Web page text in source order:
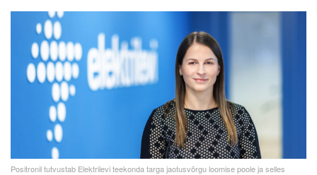
Positronil tutvustab Elektrilevi teekonda targa jaotusvõrgu loomise poole ja selles